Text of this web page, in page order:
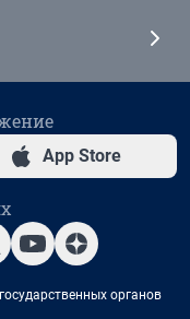
App Store
органов